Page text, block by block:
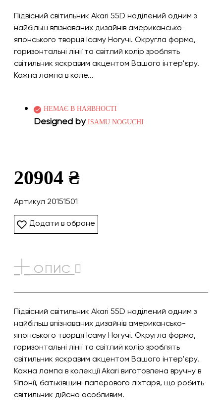
Підвісний світильник Akari 55D наділений одним з
найбільш впізнаваних дизайнів американсько-
японського творця Ісаму Ногучі. Округла форма,
горизонтальні лінії та світлий колір зроблять
світильник яскравим акцентом Вашого інтер'єру.
Кожна лампа в коле...
НЕМАЄ В НАЯВНОСТІ
Designed by ISAMU NOGUCHI
20904 ₴
Артикул 20151501
Додати в обране
ОПИС
Підвісний світильник Akari 55D наділений одним з
найбільш впізнаваних дизайнів американсько-
японського творця Ісаму Ногучі. Округла форма,
горизонтальні лінії та світлий колір зроблять
світильник яскравим акцентом Вашого інтер'єру.
Кожна лампа в колекції Akari виготовлена вручну в
Японії, батьківщині паперового ліхтаря, що робить
світильник дійсно особливим.